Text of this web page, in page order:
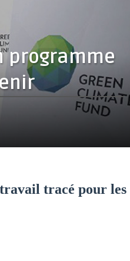
programme
tracé pour les